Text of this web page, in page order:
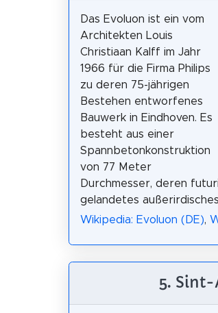
Das Evoluon ist ein vom
Architekten Louis
Christiaan Kalff im Jahr
1966 für die Firma Philips
zu deren 75-jährigen
Bestehen entworfenes
Bauwerk in Eindhoven. Es
besteht aus einer
Spannbetonkonstruktion
von 77 Meter
Durchmesser, deren
gelandetes
Wikipedia: Evoluon (DE),
5.